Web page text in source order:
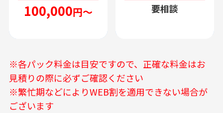
100,000円～ 要相談
※各パック料金は目安ですので、正確な料金はお
見積りの際に必ずご確認ください
※繁忙期などによりWEB割を適用できない場合が
ございます